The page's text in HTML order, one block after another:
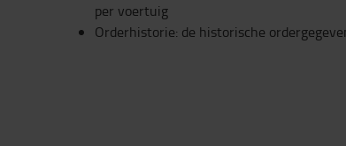
per voertuig
Orderhistorie: de historische